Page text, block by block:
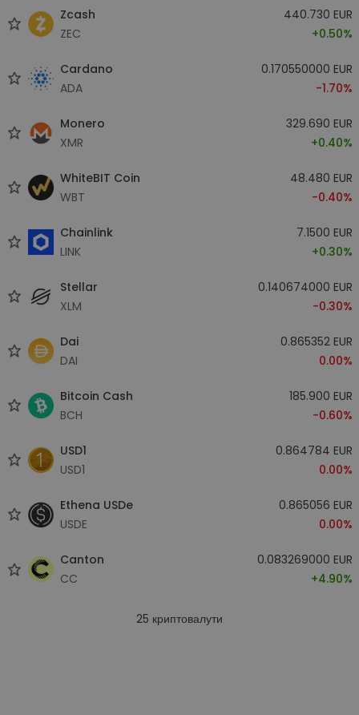
Zcash
ZEC
440.730 EUR
+0.50%
Cardano
ADA
0.170550000 EUR
-1.70%
Monero
XMR
329.690 EUR
+0.40%
WhiteBIT Coin
WBT
48.480 EUR
-0.40%
Chainlink
LINK
7.1500 EUR
+0.30%
Stellar
XLM
0.140674000 EUR
-0.30%
Dai
DAI
0.865352 EUR
0.00%
Bitcoin Cash
BCH
185.900 EUR
-0.60%
USD1
USD1
0.864784 EUR
0.00%
Ethena USDe
USDE
0.865056 EUR
0.00%
Canton
CC
0.083269000 EUR
+4.90%
25 криптовалути